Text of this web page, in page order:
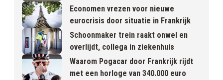
Economen vrezen voor nieuwe
eurocrisis door situatie in Frankrijk
Schoonmaker trein raakt onwel en
overlijdt, collega in ziekenhuis
Waarom Pogacar door Frankrijk rijdt
met een horloge van 340.000 euro